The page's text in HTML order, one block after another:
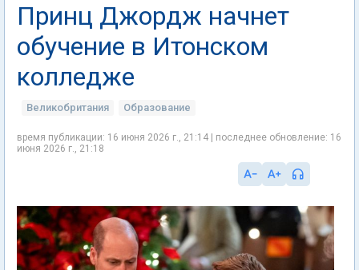
Принц Джордж начнет
обучение в Итонском
колледже
Великобритания Образование
время публикации: 16 июня 2026 г., 21:14 | последнее обновление: 16
июня 2026 г., 21:18